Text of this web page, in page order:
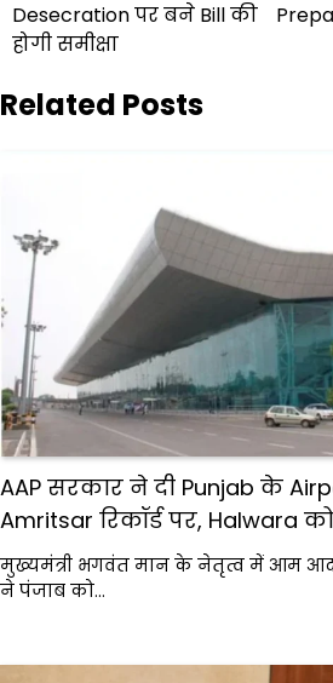
Desecration पर बने Bill की
होगी समीक्षा
Related Posts
AAP सरकार ने दी Punjab के
Amritsar रिकॉर्ड पर, Halwara
मुख्यमंत्री भगवंत मान के नेतृत्व में आम
ने पंजाब को…